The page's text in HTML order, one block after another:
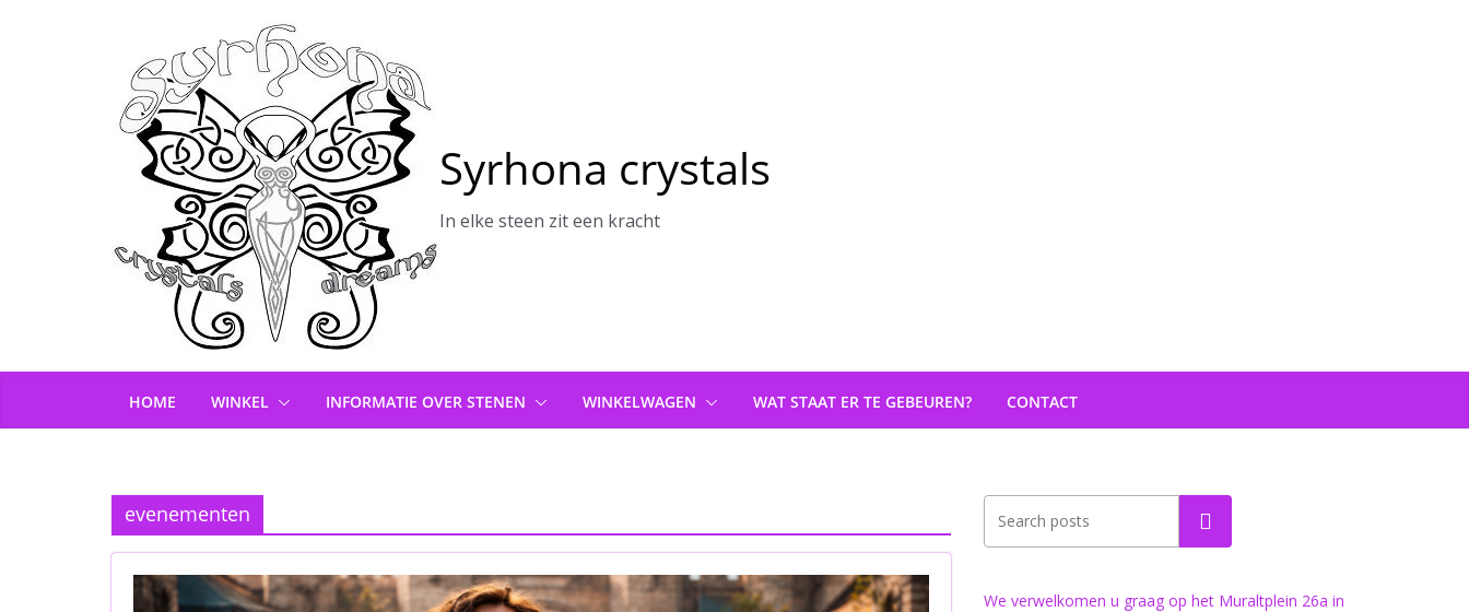
Syrhona crystals
In elke steen zit een kracht
HOME WINKEL INFORMATIE OVER STENEN WINKELWAGEN WAT STAAT ER TE GEBEUREN? CONTACT
evenementen Zoeken
We verwelkomen u graag op het Muraltplein 26a in